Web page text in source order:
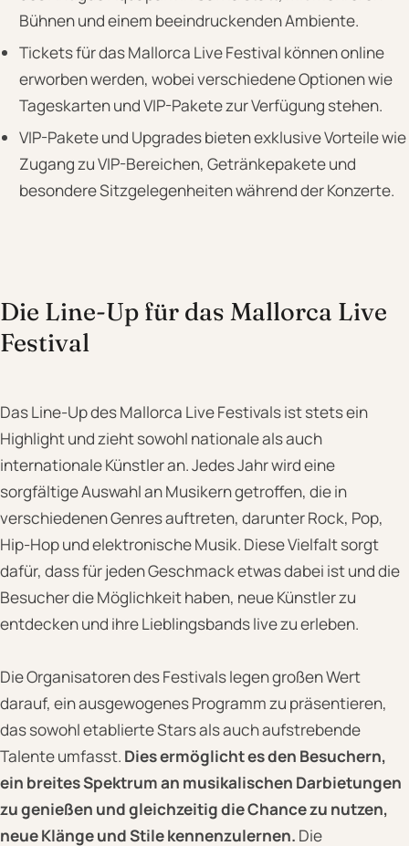
Bühnen und einem beeindruckenden Ambiente.
Tickets für das Mallorca Live Festival können online
erworben werden, wobei verschiedene Optionen wie
Tageskarten und VIP-Pakete zur Verfügung stehen.
VIP-Pakete und Upgrades bieten exklusive Vorteile wie
Zugang zu VIP-Bereichen, Getränkepakete und
besondere Sitzgelegenheiten während der Konzerte.
Die Line-Up für das Mallorca Live
Festival
Das Line-Up des Mallorca Live Festivals ist stets ein
Highlight und zieht sowohl nationale als auch
internationale Künstler an. Jedes Jahr wird eine
sorgfältige Auswahl an Musikern getroffen, die in
verschiedenen Genres auftreten, darunter Rock, Pop,
Hip-Hop und elektronische Musik. Diese Vielfalt sorgt
dafür, dass für jeden Geschmack etwas dabei ist und die
Besucher die Möglichkeit haben, neue Künstler zu
entdecken und ihre Lieblingsbands live zu erleben.
Die Organisatoren des Festivals legen großen Wert
darauf, ein ausgewogenes Programm zu präsentieren,
das sowohl etablierte Stars als auch aufstrebende
Talente umfasst. Dies ermöglicht es den Besuchern,
ein breites Spektrum an musikalischen Darbietungen
zu genießen und gleichzeitig die Chance zu nutzen,
neue Klänge und Stile kennenzulernen. Die